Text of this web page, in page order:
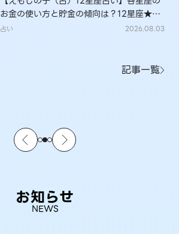
お金の使い方と貯金の傾向は？12星座★徹
底解説
占い 2026.08.03
記事一覧
お知らせ
NEWS